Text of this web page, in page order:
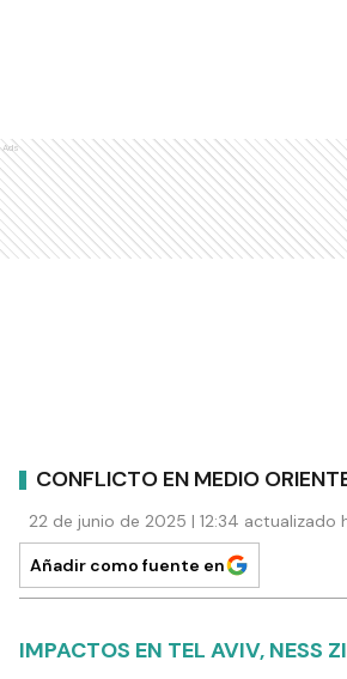
Ads
CONFLICTO EN MEDIO
22 de junio de 2025 | 12:34 actualizado
Añadir como fuente en
IMPACTOS EN TEL AVIV, NESS